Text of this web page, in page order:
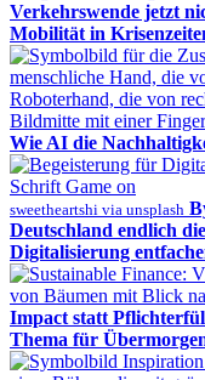
Verkehrswende jetzt
Mobilität in
Wie AI die
sweetheartshi via unsplash
Deutschland endlich
Digitalisierung
Impact statt
Thema für